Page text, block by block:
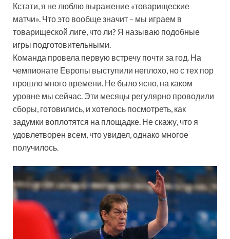
Кстати, я не люблю выражение «товарищеские
матчи». Что это вообще значит – мы играем в
товарищеской лиге, что ли? Я называю подобные
игры подготовительными.
Команда провела первую встречу почти за год. На
чемпионате Европы выступили неплохо, но с тех пор
прошло много времени. Не было ясно, на каком
уровне мы сейчас. Эти месяцы регулярно проводили
сборы, готовились, и хотелось посмотреть, как
задумки воплотятся на площадке. Не скажу, что я
удовлетворен всем, что увидел, однако многое
получилось.